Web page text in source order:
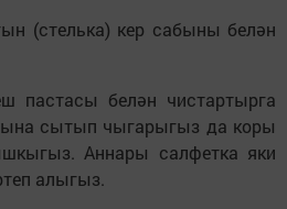
(стелька) кер сабыны белән
пастасы белән чистартырга
сытып чыгарыгыз да коры
Аннары салфетка яки
алыгыз.